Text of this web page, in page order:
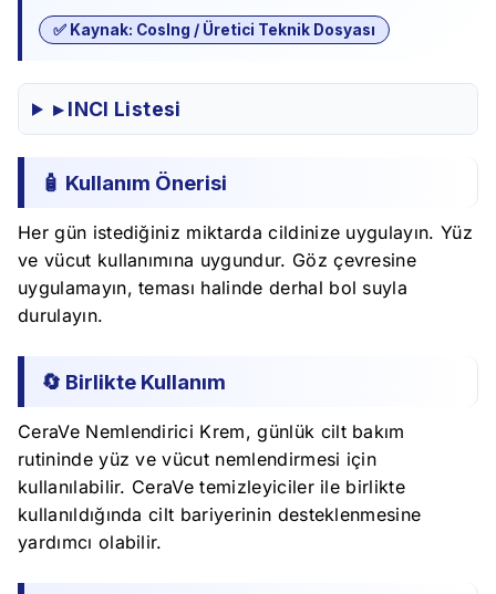
✅ Kaynak: CosIng / Üretici Teknik Dosyası
▸ INCI Listesi
🧴 Kullanım Önerisi
Her gün istediğiniz miktarda cildinize uygulayın. Yüz
ve vücut kullanımına uygundur. Göz çevresine
uygulamayın, teması halinde derhal bol suyla
durulayın.
🔄 Birlikte Kullanım
CeraVe Nemlendirici Krem, günlük cilt bakım
rutininde yüz ve vücut nemlendirmesi için
kullanılabilir. CeraVe temizleyiciler ile birlikte
kullanıldığında cilt bariyerinin desteklenmesine
yardımcı olabilir.